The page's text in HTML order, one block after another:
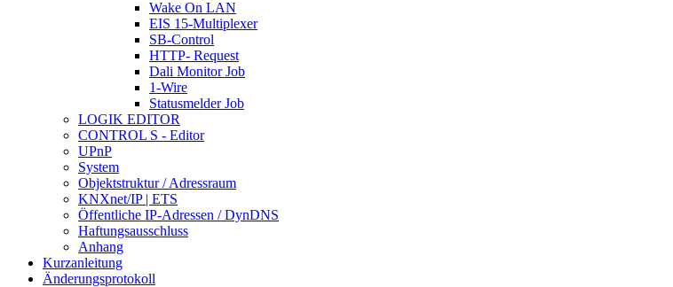
Wake On LAN
EIS 15-Multiplexer
SB-Control
HTTP- Request
Dali Monitor Job
1-Wire
Statusmelder Job
LOGIK EDITOR
CONTROL S - Editor
UPnP
System
Objektstruktur / Adressraum
KNXnet/IP | ETS
Öffentliche IP-Adressen / DynDNS
Haftungsausschluss
Anhang
Kurzanleitung
Änderungsprotokoll